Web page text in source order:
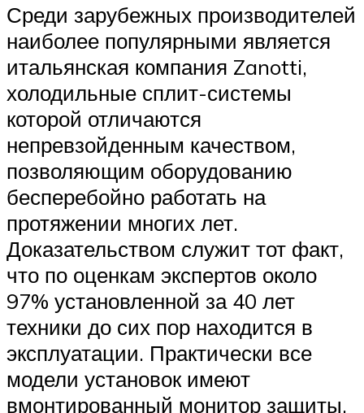
Среди зарубежных производителей
наиболее популярными является
итальянская компания Zanotti,
холодильные сплит-системы
которой отличаются
непревзойденным качеством,
позволяющим оборудованию
бесперебойно работать на
протяжении многих лет.
Доказательством служит тот факт,
что по оценкам экспертов около
97% установленной за 40 лет
техники до сих пор находится в
эксплуатации. Практически все
модели установок имеют
вмонтированный монитор защиты,